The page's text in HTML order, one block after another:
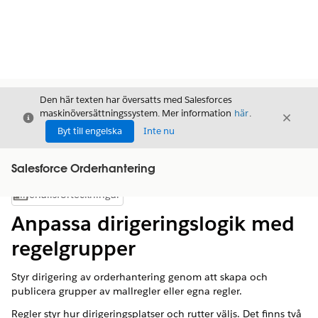
Stäng
Den här texten har översatts med Salesforces
maskinöversättningssystem. Mer information här.
Byt till engelska
Inte nu
Stäng
Salesforce Orderhantering
Visa innehållsförteckning
Innehållsförteckningar
Anpassa dirigeringslogik med
regelgrupper
Styr dirigering av orderhantering genom att skapa och
publicera grupper av mallregler eller egna regler.
Regler styr hur dirigeringsplatser och rutter väljs. Det finns två